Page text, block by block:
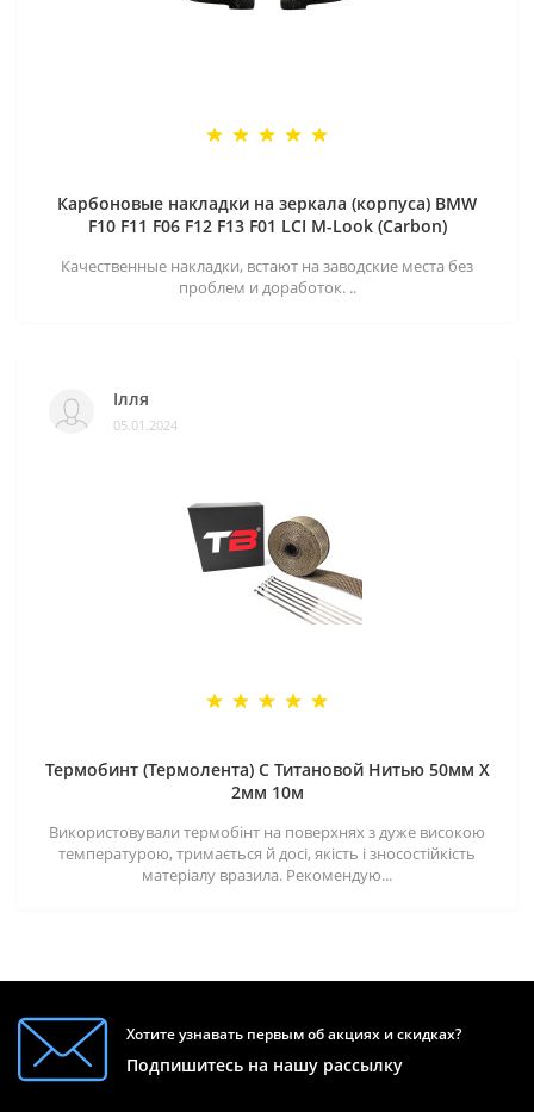
Карбоновые накладки на зеркала (корпуса) BMW
F10 F11 F06 F12 F13 F01 LCI M-Look (Carbon)
Качественные накладки, встают на заводские места без
проблем и доработок. ..
Ілля
05.01.2024
Термобинт (Термолента) С Титановой Нитью 50мм X
2мм 10м
Використовували термобінт на поверхнях з дуже високою
температурою, тримається й досі, якість і зносостійкість
матеріалу вразила. Рекомендую...
Хотите узнавать первым об акциях и скидках?
Подпишитесь на нашу рассылку